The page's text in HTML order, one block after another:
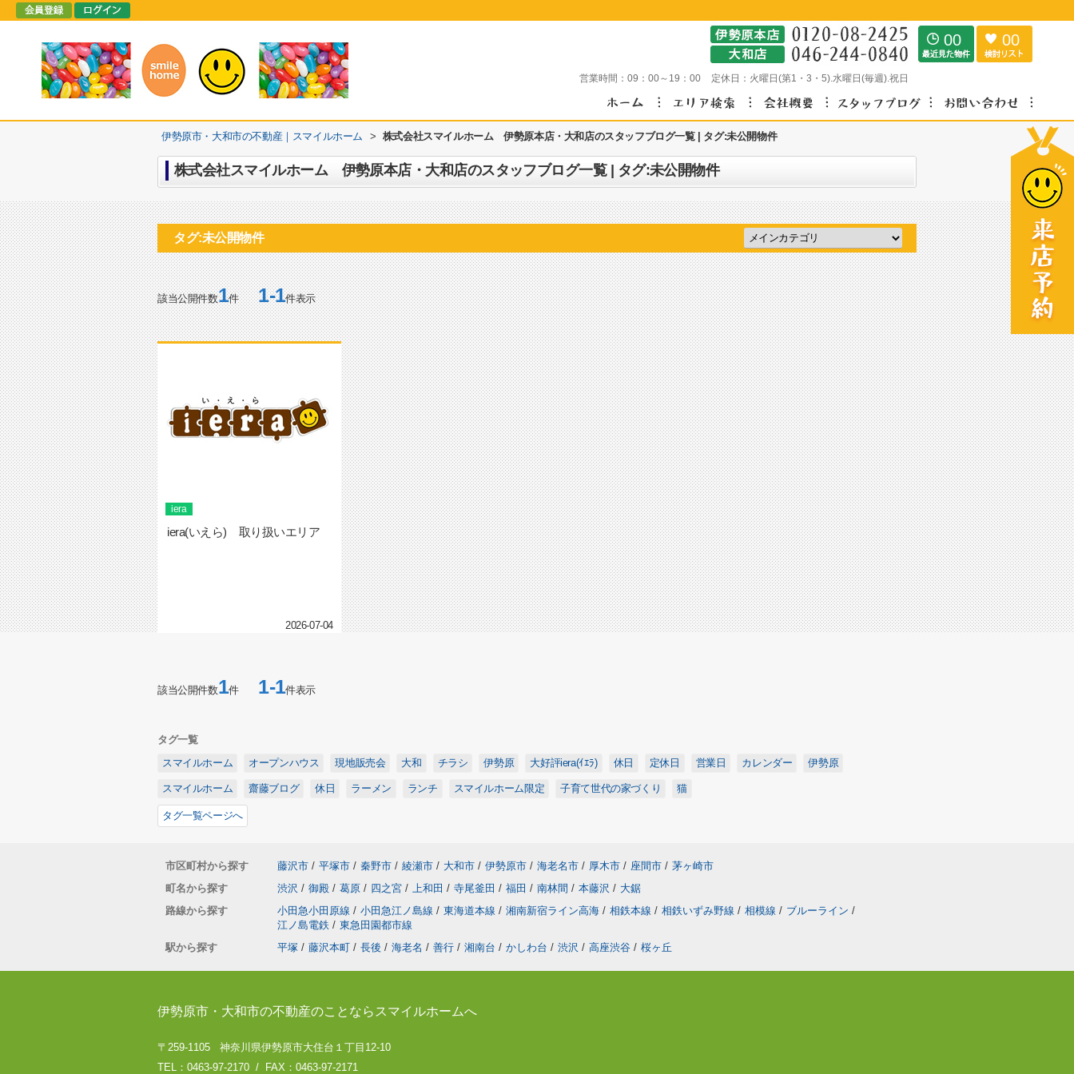
営業時間： 09：00～19：00 定休日： 火曜日(第1・3・5).水曜日(毎週).祝日
00 00
伊勢原市・大和市の不動産｜スマイルホーム > 株式会社スマイルホーム 伊勢原本店・大和店のスタッフブログ一覧 | タグ:未公開物件
株式会社スマイルホーム 伊勢原本店・大和店のスタッフブログ一覧 | タグ:未公開物件
タグ:未公開物件
該当公開件数1件1-1件表示
iera
iera(いえら) 取り扱いエリア
2026-07-04
該当公開件数1件1-1件表示
タグ一覧
スマイルホーム
オープンハウス 現地販売会 大和 チラシ 伊勢原 大好評iera(ｲｴﾗ) 休日 定休日 営業日 カレンダー 伊勢原
スマイルホーム 齋藤ブログ 休日 ラーメン ランチ スマイルホーム限定 子育て世代の家づくり 猫
タグ一覧ページへ
市区町村から探す 藤沢市 / 平塚市 / 秦野市 / 綾瀬市 / 大和市 / 伊勢原市 / 海老名市 / 厚木市 / 座間市 / 茅ヶ崎市
町名から探す
渋沢 / 御殿 / 葛原 / 四之宮 / 上和田 / 寺尾釜田 / 福田 / 南林間 / 本藤沢 / 大鋸
路線から探す
小田急小田原線 / 小田急江ノ島線 / 東海道本線 / 湘南新宿ライン高海 / 相鉄本線 / 相鉄いずみ野線 / 相模線 / ブルーライン /
江ノ島電鉄 / 東急田園都市線
駅から探す
平塚 / 藤沢本町 / 長後 / 海老名 / 善行 / 湘南台 / かしわ台 / 渋沢 / 高座渋谷 / 桜ヶ丘
伊勢原市・大和市の不動産のことならスマイルホームへ
〒259-1105 神奈川県伊勢原市大住台１丁目12-10
TEL：0463-97-2170 / FAX：0463-97-2171